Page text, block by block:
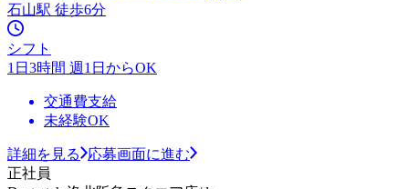
石山駅 徒歩6分
シフト
1日3時間 週1日からOK
交通費支給
未経験OK
詳細を見る
応募画面に進む
正社員